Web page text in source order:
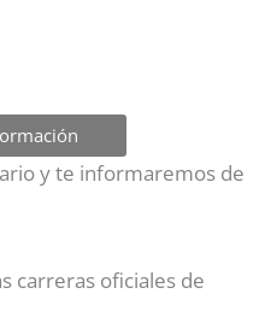
y te informaremos de
carreras oficiales de